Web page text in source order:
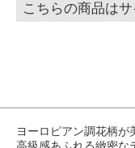
こちらの商品は
ヨーロピアン調花柄が